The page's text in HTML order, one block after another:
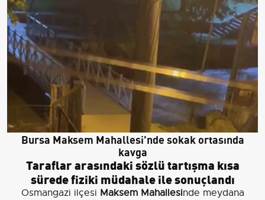
Bursa Maksem Mahallesi'nde sokak ortasında
kavga
Taraflar arasındaki sözlü tartışma kısa
sürede fiziki müdahale ile sonuçlandı
Osmangazi ilçesi Maksem Mahallesinde meydana